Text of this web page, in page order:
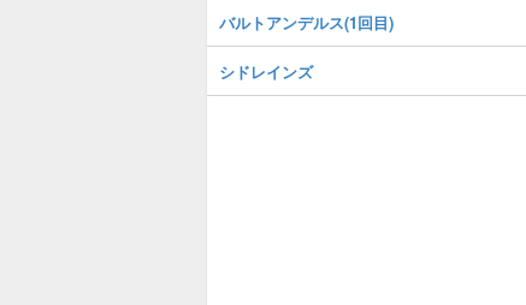
バルトアンデルス(1回目)
シドレインズ